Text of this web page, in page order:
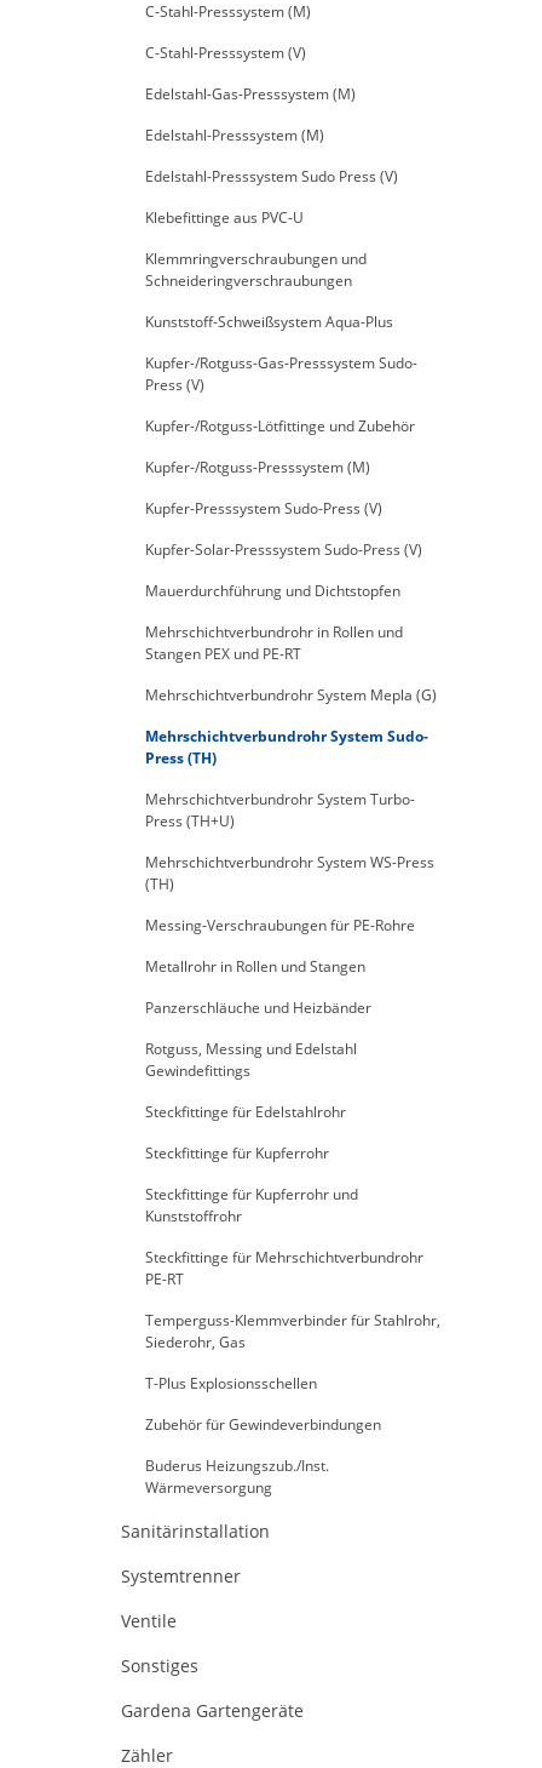
C-Stahl-Presssystem (M)
C-Stahl-Presssystem (V)
Edelstahl-Gas-Presssystem (M)
Edelstahl-Presssystem (M)
Edelstahl-Presssystem Sudo Press (V)
Klebefittinge aus PVC-U
Klemmringverschraubungen und
Schneideringverschraubungen
Kunststoff-Schweißsystem Aqua-Plus
Kupfer-/Rotguss-Gas-Presssystem Sudo-
Press (V)
Kupfer-/Rotguss-Lötfittinge und Zubehör
Kupfer-/Rotguss-Presssystem (M)
Kupfer-Presssystem Sudo-Press (V)
Kupfer-Solar-Presssystem Sudo-Press (V)
Mauerdurchführung und Dichtstopfen
Mehrschichtverbundrohr in Rollen und
Stangen PEX und PE-RT
Mehrschichtverbundrohr System Mepla (G)
Mehrschichtverbundrohr System Sudo-
Press (TH)
Mehrschichtverbundrohr System Turbo-
Press (TH+U)
Mehrschichtverbundrohr System WS-Press
(TH)
Messing-Verschraubungen für PE-Rohre
Metallrohr in Rollen und Stangen
Panzerschläuche und Heizbänder
Rotguss, Messing und Edelstahl
Gewindefittings
Steckfittinge für Edelstahlrohr
Steckfittinge für Kupferrohr
Steckfittinge für Kupferrohr und
Kunststoffrohr
Steckfittinge für Mehrschichtverbundrohr
PE-RT
Temperguss-Klemmverbinder für Stahlrohr,
Siederohr, Gas
T-Plus Explosionsschellen
Zubehör für Gewindeverbindungen
Buderus Heizungszub./Inst.
Wärmeversorgung
Sanitärinstallation
Systemtrenner
Ventile
Sonstiges
Gardena Gartengeräte
Zähler